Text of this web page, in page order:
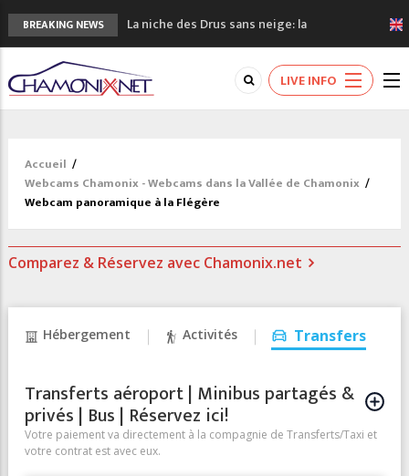
BREAKING NEWS
sécheresse en haute montagne
Musée du Mont-Blanc
Accidents en montagne: 3 personnes sont
3eme Chamonix Vallée Classics Festival
LIVE INFO
Accueil /
Webcams Chamonix - Webcams dans la Vallée de Chamonix /
Webcam panoramique à la Flégère
Comparez & Réservez avec Chamonix.net
Hébergement Activités Transfers
Transferts aéroport | Minibus partagés &
privés | Bus | Réservez ici!
Votre paiement va directement à la compagnie de Transferts/Taxi et
votre contrat est avec eux.